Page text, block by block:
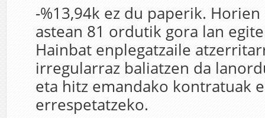
-%13,94k ez du paperik.
astean 81 ordutik gora lan
Hainbat enplegatzaile
irregularraz baliatzen da
eta hitz emandako kontratuak
errespetatzeko.